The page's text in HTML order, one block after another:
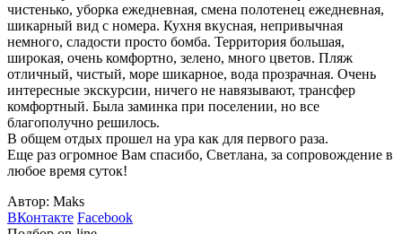
чистенько, уборка ежедневная, смена полотенец ежедневная,
шикарный вид с номера. Кухня вкусная, непривычная
немного, сладости просто бомба. Территория большая,
широкая, очень комфортно, зелено, много цветов. Пляж
отличный, чистый, море шикарное, вода прозрачная. Очень
интересные экскурсии, ничего не навязывают, трансфер
комфортный. Была заминка при поселении, но все
благополучно решилось.
В общем отдых прошел на ура как для первого раза.
Еще раз огромное Вам спасибо, Светлана, за сопровождение в
любое время суток!
Автор: Maks
ВКонтакте Facebook